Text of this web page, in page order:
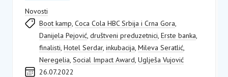
Novosti
Boot kamp, Coca Cola HBC Srbija i Crna Gora,
Danijela Pejović, društveni preduzetnici, Erste banka,
finalisti, Hotel Serdar, inkubacija, Mileva Seratlić,
Neregelia, Social Impact Award, Uglješa Vujović
26.07.2022